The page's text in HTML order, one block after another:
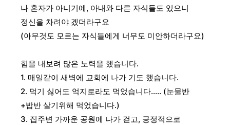
나 혼자가 아니기에, 아내와 다른 자식들도 있으니
정신을 차려야 겠더라구요
(아무것도 모르는 자식들에게 너무도 미안하더라구요)
힘을 내보려 많은 노력을 했습니다.
1. 매일같이 새벽에 교회에 나가 기도 했습니다.
2. 먹기 싫어도 억지로라도 먹었습니다..... (눈물반
+밥반 살기위해 먹었습니다.)
3. 집주변 가까운 공원에 나가 걷고, 긍정적으로